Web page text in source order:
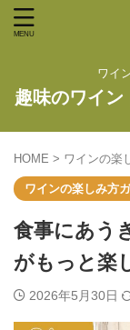
ワイ
趣味のワイ
HOME > ワインの楽
ワインの楽しみ方
食事にあう
がもっと楽
2026年5月30日